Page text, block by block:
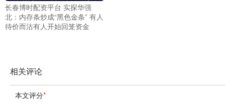
长春博时配资平台 实探华强
北：内存条炒成“黑色金条” 有人
待价而沽有人开始回笼资金
相关评论
本文评分*